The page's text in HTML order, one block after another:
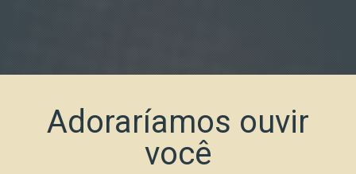
Adoraríamos ouvir
você